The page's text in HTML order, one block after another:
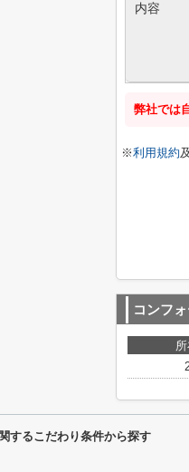
内容
弊社では
※利用規約
コンフ
するこだわり条件から探す